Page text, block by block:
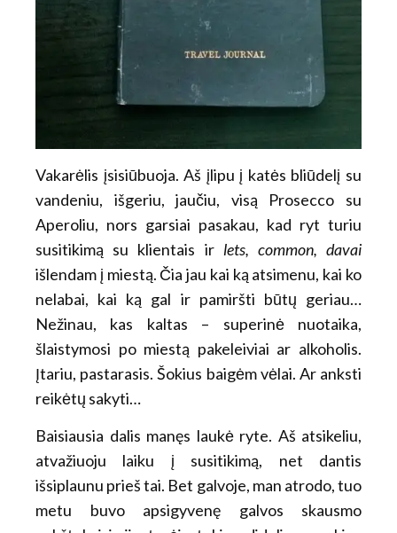
Vakarėlis įsisiūbuoja. Aš įlipu į katės bliūdelį su
vandeniu, išgeriu, jaučiu, visą Prosecco su
Aperoliu, nors garsiai pasakau, kad ryt turiu
susitikimą su klientais ir lets, common, davai
išlendam į miestą. Čia jau kai ką atsimenu, kai ko
nelabai, kai ką gal ir pamiršti būtų geriau…
Nežinau, kas kaltas – superinė nuotaika,
šlaistymosi po miestą pakeleiviai ar alkoholis.
Įtariu, pastarasis. Šokius baigėm vėlai. Ar anksti
reikėtų sakyti…
Baisiausia dalis manęs laukė ryte. Aš atsikeliu,
atvažiuoju laiku į susitikimą, net dantis
išsiplaunu prieš tai. Bet galvoje, man atrodo, tuo
metu buvo apsigyvenę galvos skausmo